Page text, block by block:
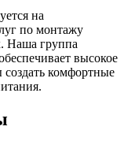
на
по монтажу
Наша группа
высокое
создать комфортные